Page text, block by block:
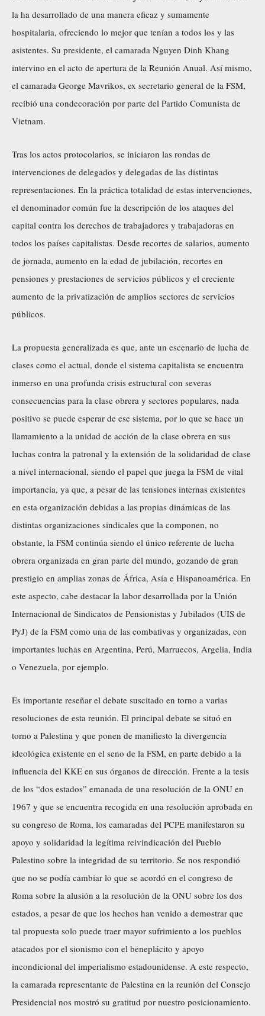
la ha desarrollado de una manera eficaz y sumamente
hospitalaria, ofreciendo lo mejor que tenían a todos los y las
asistentes. Su presidente, el camarada Nguyen Dinh Khang
intervino en el acto de apertura de la Reunión Anual. Así mismo,
el camarada George Mavrikos, ex secretario general de la FSM,
recibió una condecoración por parte del Partido Comunista de
Vietnam.
Tras los actos protocolarios, se iniciaron las rondas de
intervenciones de delegados y delegadas de las distintas
representaciones. En la práctica totalidad de estas intervenciones,
el denominador común fue la descripción de los ataques del
capital contra los derechos de trabajadores y trabajadoras en
todos los países capitalistas. Desde recortes de salarios, aumento
de jornada, aumento en la edad de jubilación, recortes en
pensiones y prestaciones de servicios públicos y el creciente
aumento de la privatización de amplios sectores de servicios
públicos.
La propuesta generalizada es que, ante un escenario de lucha de
clases como el actual, donde el sistema capitalista se encuentra
inmerso en una profunda crisis estructural con severas
consecuencias para la clase obrera y sectores populares, nada
positivo se puede esperar de ese sistema, por lo que se hace un
llamamiento a la unidad de acción de la clase obrera en sus
luchas contra la patronal y la extensión de la solidaridad de clase
a nivel internacional, siendo el papel que juega la FSM de vital
importancia, ya que, a pesar de las tensiones internas existentes
en esta organización debidas a las propias dinámicas de las
distintas organizaciones sindicales que la componen, no
obstante, la FSM continúa siendo el único referente de lucha
obrera organizada en gran parte del mundo, gozando de gran
prestigio en amplias zonas de África, Asía e Hispanoamérica. En
este aspecto, cabe destacar la labor desarrollada por la Unión
Internacional de Sindicatos de Pensionistas y Jubilados (UIS de
PyJ) de la FSM como una de las combativas y organizadas, con
importantes luchas en Argentina, Perú, Marruecos, Argelia, India
o Venezuela, por ejemplo.
Es importante reseñar el debate suscitado en torno a varias
resoluciones de esta reunión. El principal debate se situó en
torno a Palestina y que ponen de manifiesto la divergencia
ideológica existente en el seno de la FSM, en parte debido a la
influencia del KKE en sus órganos de dirección. Frente a la tesis
de los “dos estados” emanada de una resolución de la ONU en
1967 y que se encuentra recogida en una resolución aprobada en
su congreso de Roma, los camaradas del PCPE manifestaron su
apoyo y solidaridad la legítima reivindicación del Pueblo
Palestino sobre la integridad de su territorio. Se nos respondió
que no se podía cambiar lo que se acordó en el congreso de
Roma sobre la alusión a la resolución de la ONU sobre los dos
estados, a pesar de que los hechos han venido a demostrar que
tal propuesta solo puede traer mayor sufrimiento a los pueblos
atacados por el sionismo con el beneplácito y apoyo
incondicional del imperialismo estadounidense. A este respecto,
la camarada representante de Palestina en la reunión del Consejo
Presidencial nos mostró su gratitud por nuestro posicionamiento.